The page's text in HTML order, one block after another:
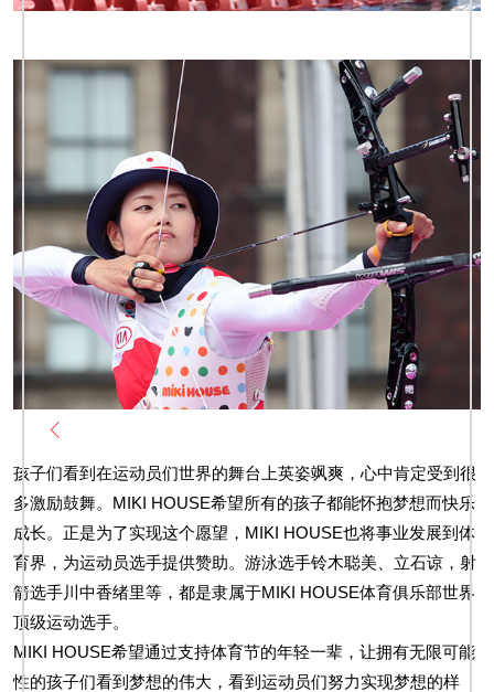
孩子们看到在运动员们世界的舞台上英姿飒爽，心中肯定受到很
多激励鼓舞。MIKI HOUSE希望所有的孩子都能怀抱梦想而快乐
成长。正是为了实现这个愿望，MIKI HOUSE也将事业发展到体
育界，为运动员选手提供赞助。游泳选手铃木聪美、立石谅，射
箭选手川中香绪里等，都是隶属于MIKI HOUSE体育俱乐部世界
顶级运动选手。
MIKI HOUSE希望通过支持体育节的年轻一辈，让拥有无限可能
性的孩子们看到梦想的伟大，看到运动员们努力实现梦想的样